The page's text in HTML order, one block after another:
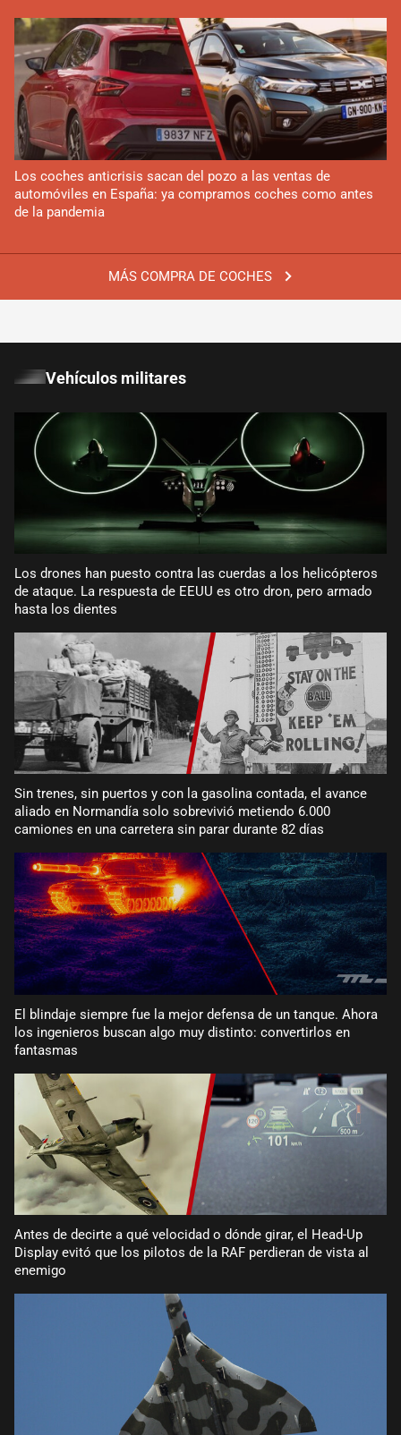
MÁS COMPRA DE COCHES
Los coches anticrisis sacan del pozo a las ventas de
automóviles en España: ya compramos coches como antes
de la pandemia
Vehículos militares
Los drones han puesto contra las cuerdas a los helicópteros
de ataque. La respuesta de EEUU es otro dron, pero armado
hasta los dientes
Sin trenes, sin puertos y con la gasolina contada, el avance
aliado en Normandía solo sobrevivió metiendo 6.000
camiones en una carretera sin parar durante 82 días
El blindaje siempre fue la mejor defensa de un tanque. Ahora
los ingenieros buscan algo muy distinto: convertirlos en
fantasmas
Antes de decirte a qué velocidad o dónde girar, el Head-Up
Display evitó que los pilotos de la RAF perdieran de vista al
enemigo